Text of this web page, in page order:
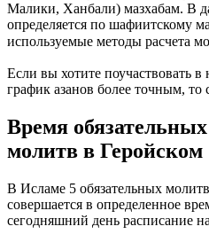
Малики, Ханбали) мазхабам. В
определяется по шафиитскому
используемые методы расчета
Если вы хотите поучаствовать
график азанов более точным, то
Время
молитв в Геройском
В Исламе 5 обязательных
совершается в определенное
сегодняшний день расписание